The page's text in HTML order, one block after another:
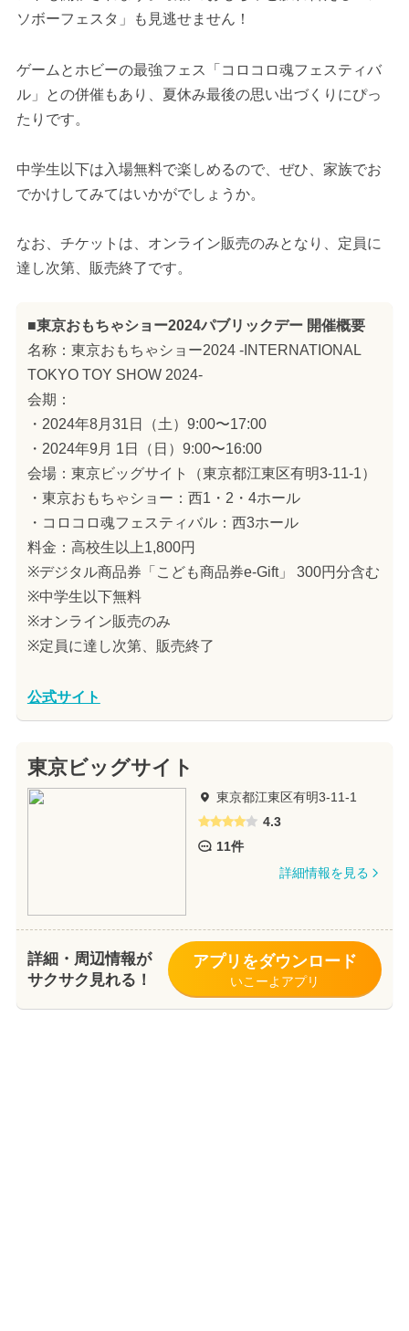
ソボーフェスタ」も見逃せません！
ゲームとホビーの最強フェス「コロコロ魂フェスティバ
ル」との併催もあり、夏休み最後の思い出づくりにぴっ
たりです。
中学生以下は入場無料で楽しめるので、ぜひ、家族でお
でかけしてみてはいかがでしょうか。
なお、チケットは、オンライン販売のみとなり、定員に
達し次第、販売終了です。
■東京おもちゃショー2024パブリックデー 開催概要
名称：東京おもちゃショー2024 -INTERNATIONAL
TOKYO TOY SHOW 2024-
会期：
・2024年8月31日（土）9:00〜17:00
・2024年9月 1日（日）9:00〜16:00
会場：東京ビッグサイト（東京都江東区有明3-11-1）
・東京おもちゃショー：西1・2・4ホール
・コロコロ魂フェスティバル：西3ホール
料金：高校生以上1,800円
※デジタル商品券「こども商品券e-Gift」 300円分含む
※中学生以下無料
※オンライン販売のみ
※定員に達し次第、販売終了
公式サイト
東京ビッグサイト
東京都江東区有明3-11-1
4.3
11件
詳細情報を見る
詳細・周辺情報が
サクサク見れる！
アプリをダウンロード
いこーよアプリ